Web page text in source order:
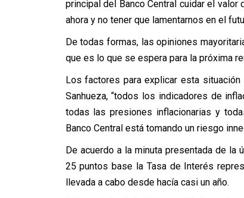
principal del Banco Central cuidar el valor
ahora y no tener que lamentarnos en el
De todas formas, las opiniones
que es lo que se espera para la próxima
Los factores para explicar esta
Sanhueza, “todos los indicadores de
todas las presiones inflacionarias y
Banco Central está tomando un riesgo
De acuerdo a la minuta presentada de
25 puntos base la Tasa de Interés
llevada a cabo desde hacía casi un año.